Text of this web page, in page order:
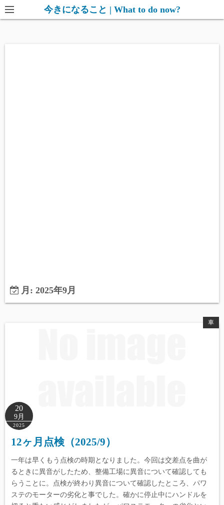
コ
ン
ン
今きになること | What to do now?
月: 2025年9月
車
20
9月
2025
12ヶ月点検（2025/9）
一年は早くもう点検の時期となりました。今回は交差点を曲が
るときに異音がしたため、整備工場に異音について確認しても
らうことに。点検が終わり異音について確認したところ、パワ
ステのモーターの劣化と事でした。確かに停止中にハンドルを